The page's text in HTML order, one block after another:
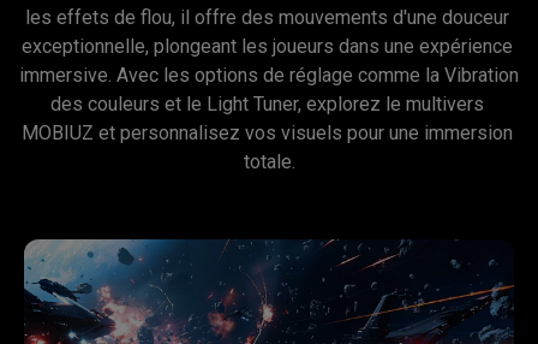
les effets de flou, il offre des mouvements d'une douceur
exceptionnelle, plongeant les joueurs dans une expérience
immersive. Avec les options de réglage comme la Vibration
des couleurs et le Light Tuner, explorez le multivers
MOBIUZ et personnalisez vos visuels pour une immersion
totale.